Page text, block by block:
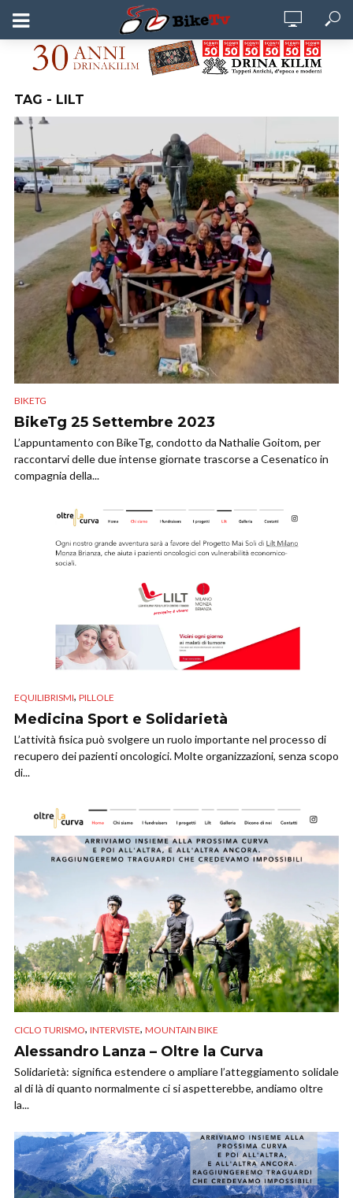
TAG - LILT
BIKETG
BikeTg 25 Settembre 2023
L’appuntamento con BikeTg, condotto da Nathalie Goitom, per
raccontarvi delle due intense giornate trascorse a Cesenatico in
compagnia della...
EQUILIBRISMI, PILLOLE
Medicina Sport e Solidarietà
L’attività fisica può svolgere un ruolo importante nel processo di
recupero dei pazienti oncologici. Molte organizzazioni, senza scopo
di...
CICLO TURISMO, INTERVISTE, MOUNTAIN BIKE
Alessandro Lanza – Oltre la Curva
Solidarietà: significa estendere o ampliare l’atteggiamento solidale
al di là di quanto normalmente ci si aspetterebbe, andiamo oltre
la...